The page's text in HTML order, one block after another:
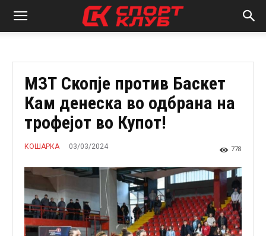
МЗТ Скопје против Баскет
Кам денеска во одбрана на
трофејот во Купот!
КОШАРКА 03/03/2024 778